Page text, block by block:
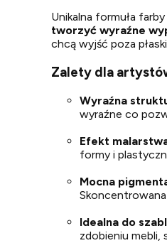
Unikalna formuła
tworzyć wyraźne
chcą wyjść poza
Zalety dla
Wyraźna
wyraźne co
Efekt
formy i
Mocna
Idealna do
zdobieniu mebli,